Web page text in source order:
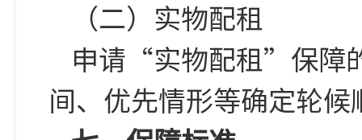
（二）实物配租
申请“实物配租”保障
间、优先情形等确定轮